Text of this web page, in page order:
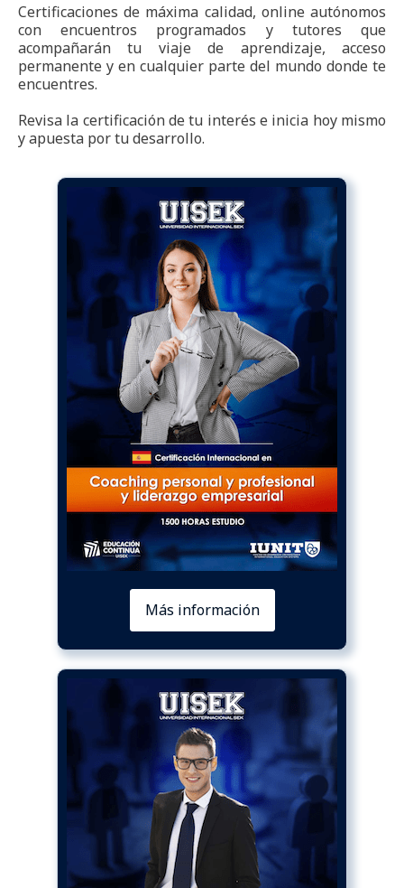
Certificaciones de máxima calidad, online autónomos
con encuentros programados y tutores que
acompañarán tu viaje de aprendizaje, acceso
permanente y en cualquier parte del mundo donde te
encuentres.
Revisa la certificación de tu interés e inicia hoy mismo
y apuesta por tu desarrollo.
Más información